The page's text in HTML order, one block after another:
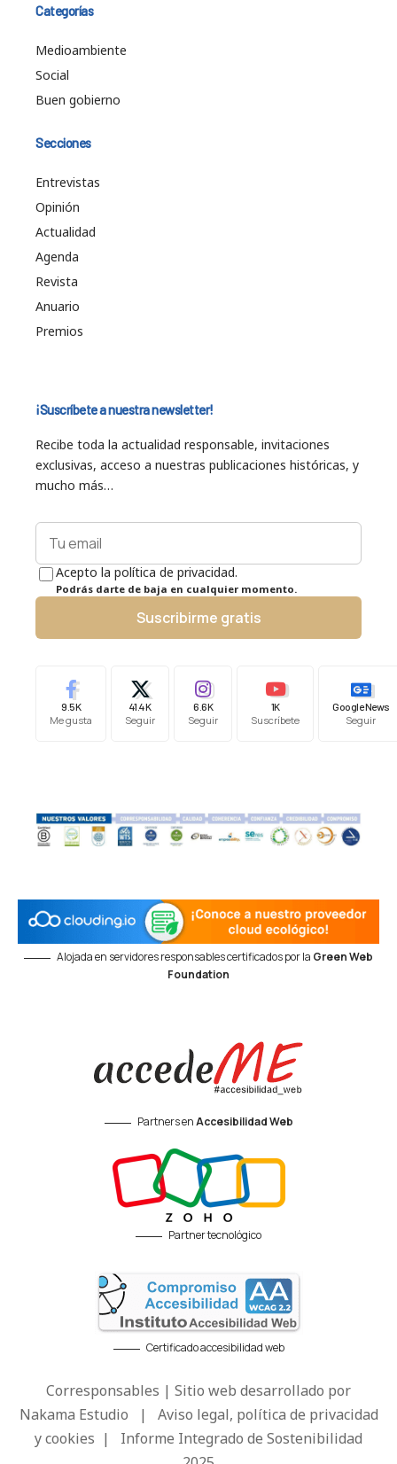
Categorías
Medioambiente
Social
Buen gobierno
Secciones
Entrevistas
Opinión
Actualidad
Agenda
Revista
Anuario
Premios
¡Suscríbete a nuestra newsletter!
Recibe toda la actualidad responsable, invitaciones
exclusivas, acceso a nuestras publicaciones históricas, y
mucho más…
Acepto la política de privacidad.
Podrás darte de baja en cualquier momento.
Suscribirme gratis
9.5K
Me gusta
41.4K
Seguir
6.6K
Seguir
1K
Suscríbete
Google News
Seguir
Alojada en servidores responsables certificados por la Green Web
Foundation
Partners enAccesibilidad Web
Partner tecnológico
Certificado accesibilidad web
Corresponsables | Sitio web desarrollado por
Nakama Estudio | Aviso legal, política de privacidad
y cookies | Informe Integrado de Sostenibilidad